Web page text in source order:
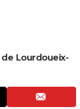
Lourdoueix-